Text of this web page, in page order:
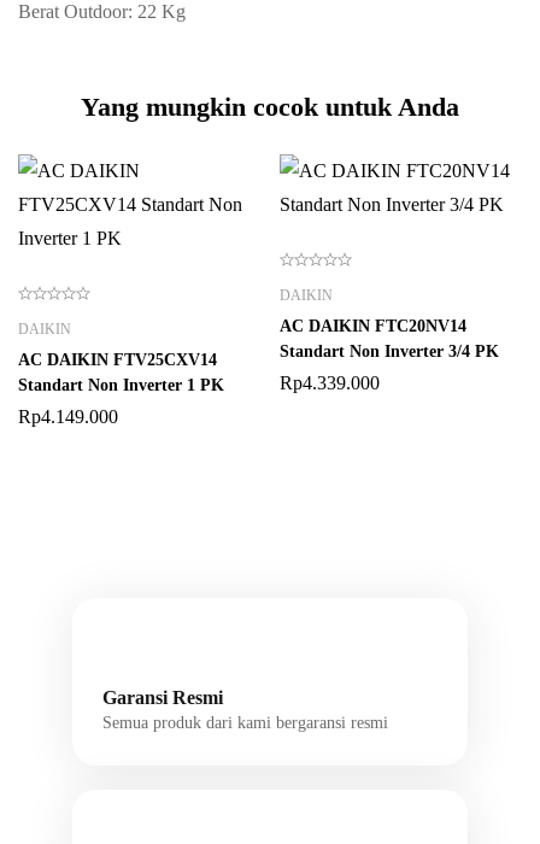
Berat Outdoor: 22 Kg
Yang mungkin cocok untuk Anda
DAIKIN
AC DAIKIN FTV25CXV14
Standart Non Inverter 1 PK
Rp4.149.000
DAIKIN
AC DAIKIN FTC20NV14
Standart Non Inverter 3/4 PK
Rp4.339.000
Garansi Resmi
Semua produk dari kami bergaransi resmi